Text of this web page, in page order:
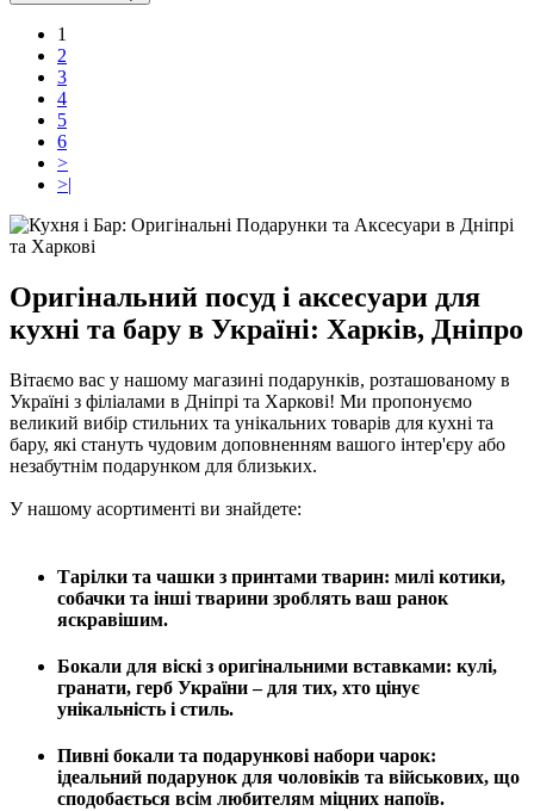
1
2
3
4
5
6
>
>|
Оригінальний посуд і аксесуари для
кухні та бару в Україні: Харків, Дніпро
Вітаємо вас у нашому магазині подарунків, розташованому в
Україні з філіалами в Дніпрі та Харкові! Ми пропонуємо
великий вибір стильних та унікальних товарів для кухні та
бару, які стануть чудовим доповненням вашого інтер'єру або
незабутнім подарунком для близьких.
У нашому асортименті ви знайдете:
Тарілки та чашки з принтами тварин: милі котики,
собачки та інші тварини зроблять ваш ранок
яскравішим.
Бокали для віскі з оригінальними вставками: кулі,
гранати, герб України – для тих, хто цінує
унікальність і стиль.
Пивні бокали та подарункові набори чарок:
ідеальний подарунок для чоловіків та військових, що
сподобається всім любителям міцних напоїв.